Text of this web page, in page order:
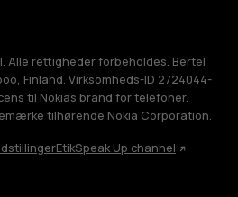
Alle rettigheder forbeholdes. Bertel
Finland. Virksomheds-ID 2724044-
til Nokias brand for telefoner.
tilhørende Nokia Corporation.
EtikSpeak Up channel